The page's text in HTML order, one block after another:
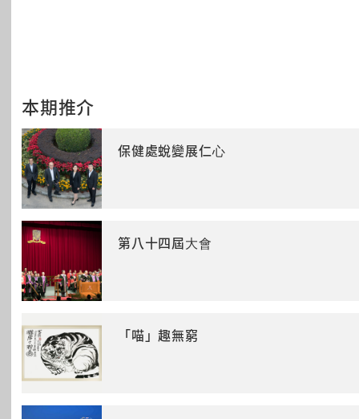
本期推介
保健處蛻變展仁心
第八十四屆大會
「喵」趣無窮